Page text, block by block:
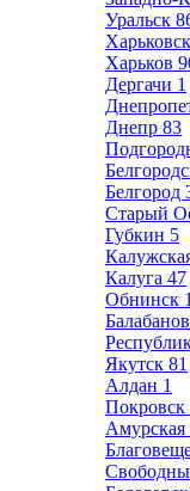
Уральск
Харьков
Дергачи 1
Днепр 83
Белгород
Старый
Губкин 5
Калуга 47
Обнинск
Якутск 81
Алдан 1
Покровск
Амурская